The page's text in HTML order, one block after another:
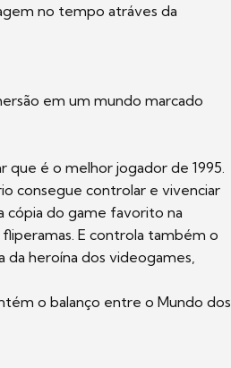
no tempo atráves da
em um mundo marcado
que é o melhor jogador de 1995.
consegue controlar e vivenciar
cópia do game favorito na
E controla também o
heroína dos videogames,
o balanço entre o Mundo dos